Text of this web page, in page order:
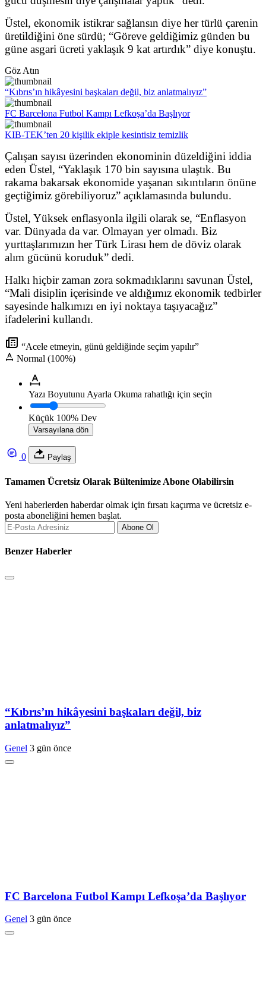
Üstel, ekonomik istikrar sağlansın diye her türlü çarenin
üretildiğini öne sürdü; “Göreve geldiğimiz günden bu
güne asgari ücreti yaklaşık 9 kat artırdık” diye konuştu.
Göz Atın
“Kıbrıs’ın hikâyesini başkaları değil, biz anlatmalıyız”
FC Barcelona Futbol Kampı Lefkoşa’da Başlıyor
KIB-TEK’ten 20 kişilik ekiple kesintisiz temizlik
Çalışan sayısı üzerinden ekonominin düzeldiğini iddia
eden Üstel, “Yaklaşık 170 bin sayısına ulaştık. Bu
rakama bakarsak ekonomide yaşanan sıkıntıların önüne
geçtiğimiz görebiliyoruz” açıklamasında bulundu.
Üstel, Yüksek enflasyonla ilgili olarak se, “Enflasyon
var. Dünyada da var. Olmayan yer olmadı. Biz
yurttaşlarımızın her Türk Lirası hem de döviz olarak
alım gücünü koruduk” dedi.
Halkı hiçbir zaman zora sokmadıklarını savunan Üstel,
“Mali disiplin içerisinde ve aldığımız ekonomik tedbirler
sayesinde halkımızı en iyi noktaya taşıyacağız”
ifadelerini kullandı.
“Acele etmeyin, günü geldiğinde seçim yapılır”
Normal (100%)
Yazı Boyutunu Ayarla Okuma rahatlığı için seçin
Küçük 100% Dev
Varsayılana dön
0 Paylaş
Tamamen Ücretsiz Olarak Bültenimize Abone Olabilirsin
Yeni haberlerden haberdar olmak için fırsatı kaçırma ve ücretsiz e-
posta aboneliğini hemen başlat.
Abone Ol
Benzer Haberler
“Kıbrıs’ın hikâyesini başkaları değil, biz
anlatmalıyız”
Genel 3 gün önce
FC Barcelona Futbol Kampı Lefkoşa’da Başlıyor
Genel 3 gün önce